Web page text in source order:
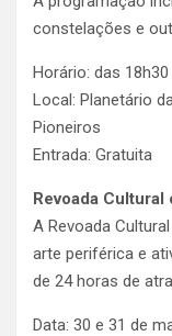
constelações e
Horário: das
Local: Planetário
Pioneiros
Entrada: Gratuita
Revoada
A Revoada
arte periférica e
de 24 horas de
Data: 30 e 31 de